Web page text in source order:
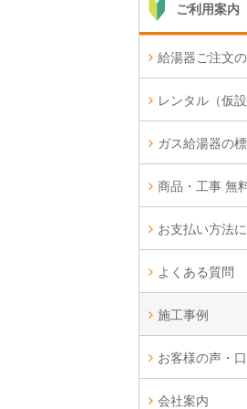
ご利用案内
給湯器ご注文
レンタル（仮
ガス給湯器の
商品・工事 無
お支払い方法
よくある質問
施工事例
お客様の声・口
会社案内